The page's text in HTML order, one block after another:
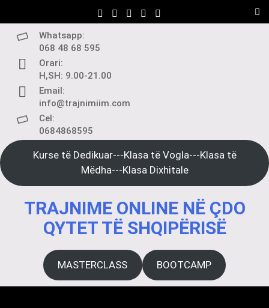
content
Whatsapp:
068 48 68 595
Orari:
H,SH: 9.00-21.00
Email:
info@trajnimiim.com
Cel:
0684868595
Kurse të Dedikuar---Klasa të Vogla---Klasa të
Mëdha---Klasa Dixhitale
TRAJNIME ONLINE NË ÇDO
QYTET TË SHQIPËRISË
MASTERCLASS BOOTCAMP